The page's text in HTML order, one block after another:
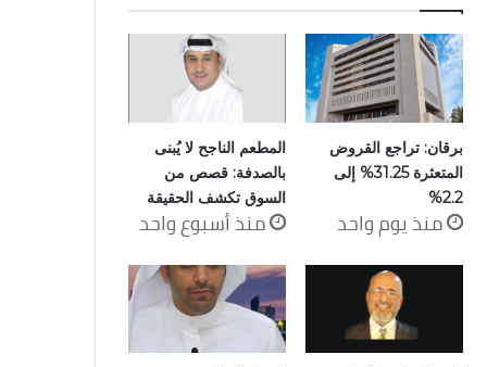
برقان: تراجع القروض
المتعثرة 31.25% إلى
2.2%
منذ يوم واحد
المطعم الناجح لا يُبنى
بالصدفة: قصص من
السوق تكشف الحقيقة
منذ أسبوع واحد